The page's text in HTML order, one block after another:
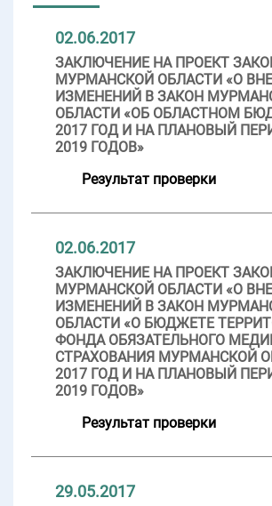
02.06.2017
ЗАКЛЮЧЕНИЕ НА ПРОЕКТ
МУРМАНСКОЙ ОБЛАСТИ «О
ИЗМЕНЕНИЙ В ЗАКОН
ОБЛАСТИ «ОБ ОБЛАСТНОМ
2017 ГОД И НА ПЛАНОВЫЙ
2019 ГОДОВ»
Результат проверки
02.06.2017
ЗАКЛЮЧЕНИЕ НА ПРОЕКТ
МУРМАНСКОЙ ОБЛАСТИ «О
ИЗМЕНЕНИЙ В ЗАКОН
ОБЛАСТИ «О БЮДЖЕТЕ
ФОНДА ОБЯЗАТЕЛЬНОГО
СТРАХОВАНИЯ МУРМАНСКОЙ
2017 ГОД И НА ПЛАНОВЫЙ
2019 ГОДОВ»
Результат проверки
29.05.2017